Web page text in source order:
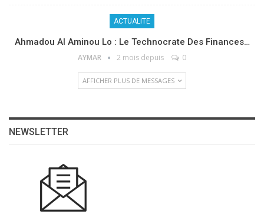
ACTUALITE
Ahmadou Al Aminou Lo : Le Technocrate Des Finances…
AYMAR 2 mois depuis 0
AFFICHER PLUS DE MESSAGES
NEWSLETTER